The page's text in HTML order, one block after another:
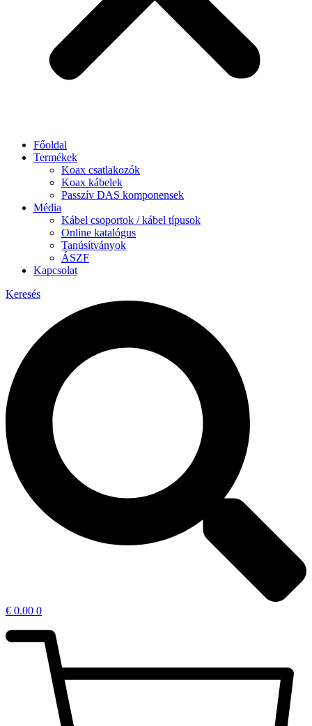
Főoldal
Termékek
Koax csatlakozók
Koax kábelek
Passzív DAS komponensek
Média
Kábel csoportok / kábel típusok
Online katalógus
Tanúsítványok
ÁSZF
Kapcsolat
Keresés
€ 0.00 0